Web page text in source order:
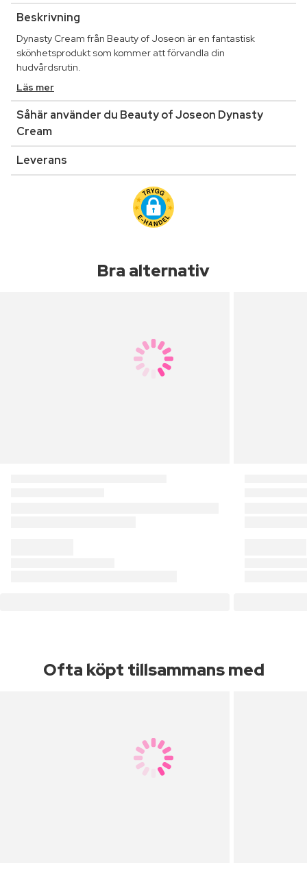
Beskrivning
Dynasty Cream från Beauty of Joseon är en fantastisk
skönhetsprodukt som kommer att förvandla din
hudvårdsrutin.
Läs mer
Såhär använder du Beauty of Joseon Dynasty
Cream
Leverans
Bra alternativ
Ofta köpt tillsammans med